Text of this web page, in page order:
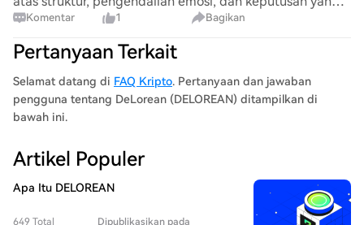
tepat. CAMILAHFX memberikan panduan yang jelas dan
berfokus pada risiko di T£L£GRAM yang telah
Komentar 1 Bagikan
Pertanyaan Terkait
Selamat datang di FAQ Kripto. Pertanyaan dan jawaban
pengguna tentang DeLorean (DELOREAN) ditampilkan di
bawah ini.
Artikel Populer
Apa Itu DELOREAN
649 Total Dipublikasikan pada